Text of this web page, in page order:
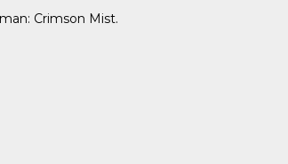
Crimson Mist.